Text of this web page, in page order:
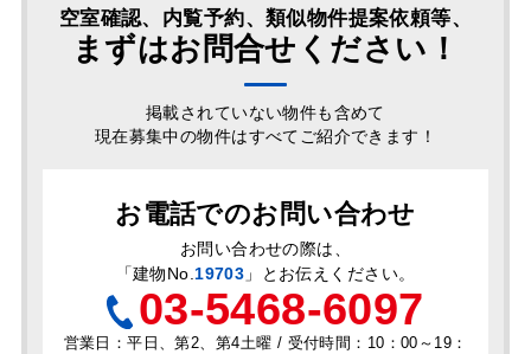
空室確認、内覧予約、類似物件提案依頼等、
まずはお問合せください！
掲載されていない物件も含めて
現在募集中の物件はすべてご紹介できます！
お電話でのお問い合わせ
お問い合わせの際は、
「建物No. 19703 」とお伝えください。
03-5468-6097
営業日：平日、第2、第4土曜 / 受付時間：10：00～19：